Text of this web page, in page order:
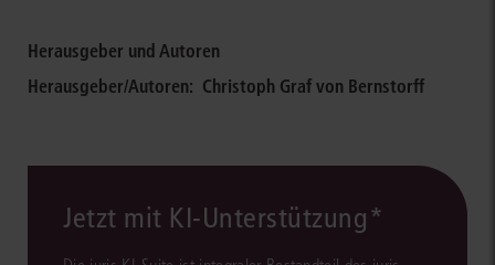
Herausgeber und Autoren
Herausgeber/Autoren: Christoph Graf von Bernstorff
Jetzt mit KI-Unterstützung*